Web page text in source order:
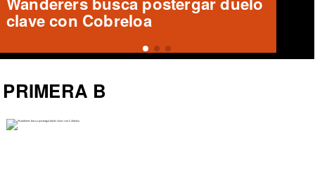
recuperar a Luis Casanova,
zaguero central destacado
PRIMERA B